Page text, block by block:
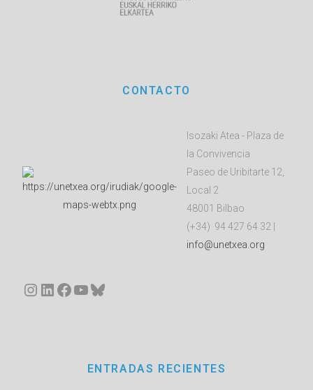
CONTACTO
Isozaki Atea - Plaza de
la Convivencia
Paseo de Uribitarte 12,
Local 2
48001 Bilbao
(+34) 94 427 64 32 |
info@unetxea.org
Instagram
LinkedIn
Facebook
YouTube
Bluesky
ENTRADAS RECIENTES